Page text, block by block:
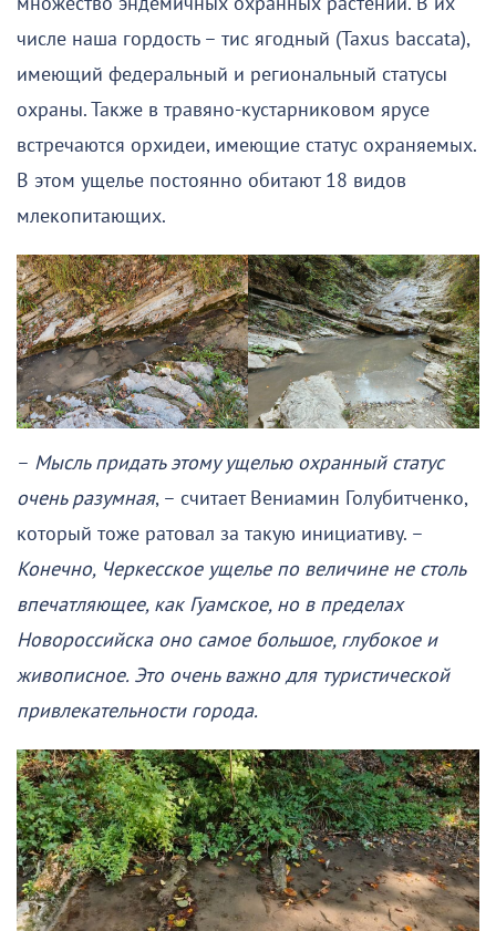
числе наша гордость – тис ягодный (Taxus baccata),
имеющий федеральный и региональный статусы
охраны. Также в травяно-кустарниковом ярусе
встречаются орхидеи, имеющие статус охраняемых.
В этом ущелье постоянно обитают 18 видов
млекопитающих.
– Мысль придать этому ущелью охранный статус
очень разумная, – считает Вениамин Голубитченко,
который тоже ратовал за такую инициативу. –
Конечно, Черкесское ущелье по величине не столь
впечатляющее, как Гуамское, но в пределах
Новороссийска оно самое большое, глубокое и
живописное. Это очень важно для туристической
привлекательности города.